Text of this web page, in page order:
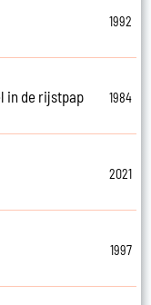
1992
in de rijstpap
1984
2021
1997